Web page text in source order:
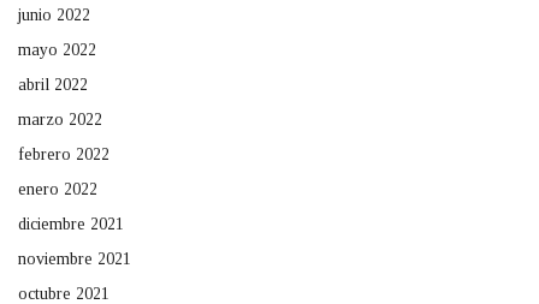
junio 2022
mayo 2022
abril 2022
marzo 2022
febrero 2022
enero 2022
diciembre 2021
noviembre 2021
octubre 2021